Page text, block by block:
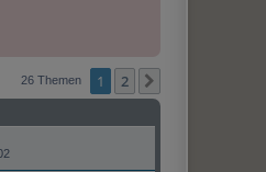
26 Themen 1 2